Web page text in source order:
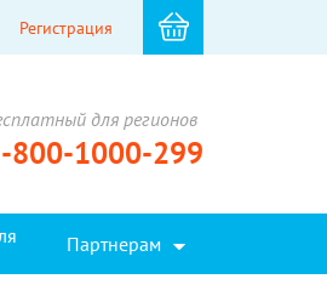
Регистрация
для регионов
800-1000-299
Партнерам